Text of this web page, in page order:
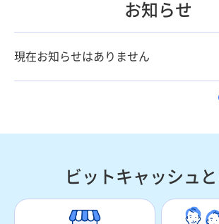
お知らせ
現在お知らせはありません
ビットキャッシュと